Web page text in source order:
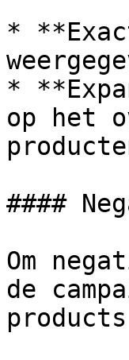
*
*
op het
####
Om
de